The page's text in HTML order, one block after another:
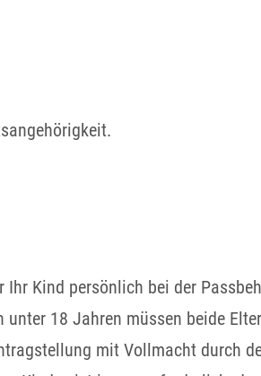
Ihr Kind persönlich bei der
unter 18 Jahren müssen beide
mit Vollmacht durch